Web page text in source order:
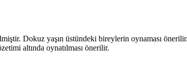
Dokuz yaşın üstündeki bireylerin oynaması
altında oynatılması önerilir.